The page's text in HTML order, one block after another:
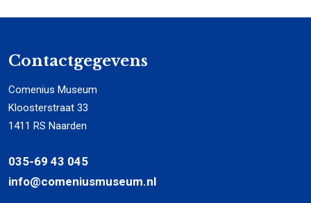
Contactgegevens
Comenius Museum
Kloosterstraat 33
1411 RS Naarden
035-69 43 045
info@comeniusmuseum.nl